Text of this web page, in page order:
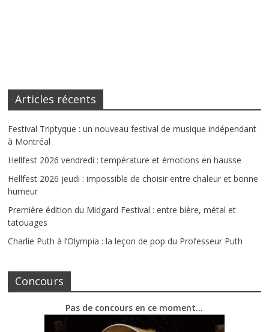
Articles récents
Festival Triptyque : un nouveau festival de musique indépendant
à Montréal
Hellfest 2026 vendredi : température et émotions en hausse
Hellfest 2026 jeudi : impossible de choisir entre chaleur et bonne
humeur
Première édition du Midgard Festival : entre bière, métal et
tatouages
Charlie Puth à l’Olympia : la leçon de pop du Professeur Puth
Concours
Pas de concours en ce moment…